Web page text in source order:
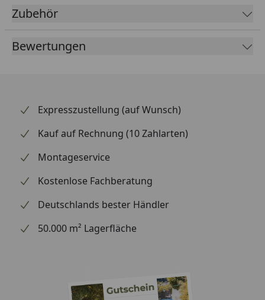
Zubehör
Bewertungen
Expresszustellung (auf Wunsch)
Kauf auf Rechnung (10 Zahlarten)
Montageservice
Kostenlose Fachberatung
Deutschlands bester Händler
50.000 m² Lagerfläche